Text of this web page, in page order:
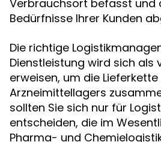
Verbrauchsort befasst und
Bedürfnisse Ihrer Kunden
Die richtige
Dienstleistung wird sich als
erweisen, um die Lieferkette
Arzneimittellagers
sollten Sie sich nur für
entscheiden, die im
Pharma- und